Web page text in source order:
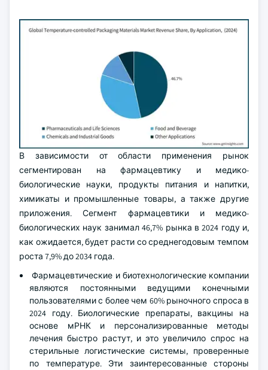
В зависимости от области применения рынок
сегментирован на фармацевтику и медико-
биологические науки, продукты питания и напитки,
химикаты и промышленные товары, а также другие
приложения. Сегмент фармацевтики и медико-
биологических наук занимал 46,7% рынка в 2024 году и,
как ожидается, будет расти со среднегодовым темпом
роста 7,9% до 2034 года.
Фармацевтические и биотехнологические компании
являются постоянными ведущими конечными
пользователями с более чем 60% рыночного спроса в
2024 году. Биологические препараты, вакцины на
основе мРНК и персонализированные методы
лечения быстро растут, и это увеличило спрос на
стерильные логистические системы, проверенные
по температуре. Эти заинтересованные стороны